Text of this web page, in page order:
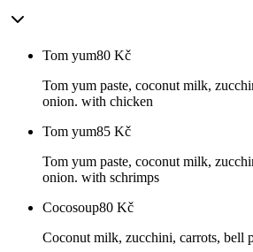
Tom yum80 Kč
Tom yum paste, coconut milk,
onion. with chicken
Tom yum85 Kč
Tom yum paste, coconut milk,
onion. with schrimps
Cocosoup80 Kč
Coconut milk, zucchini, carrots, bell